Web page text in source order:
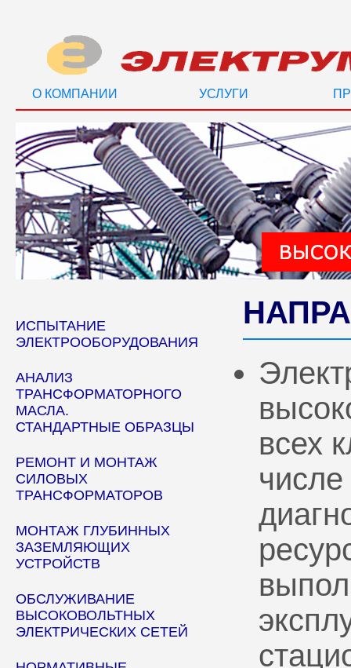
О КОМПАНИИ УСЛУГИ
ИСПЫТАНИЕ
ЭЛЕКТРООБОРУДОВАНИЯ
АНАЛИЗ
ТРАНСФОРМАТОРНОГО
МАСЛА.
СТАНДАРТНЫЕ ОБРАЗЦЫ
РЕМОНТ И МОНТАЖ
СИЛОВЫХ
ТРАНСФОРМАТОРОВ
МОНТАЖ ГЛУБИННЫХ
ЗАЗЕМЛЯЮЩИХ
УСТРОЙСТВ
ОБСЛУЖИВАНИЕ
ВЫСОКОВОЛЬТНЫХ
ЭЛЕКТРИЧЕСКИХ СЕТЕЙ
всех